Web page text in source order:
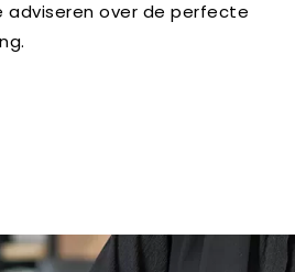
adviseren over de perfecte